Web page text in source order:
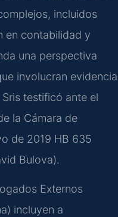
incluidos
en contabilidad y
una perspectiva
involucran evidencia
testificó ante el
la Cámara de
de 2019 HB 635
Bulova).
Externos
incluyen a